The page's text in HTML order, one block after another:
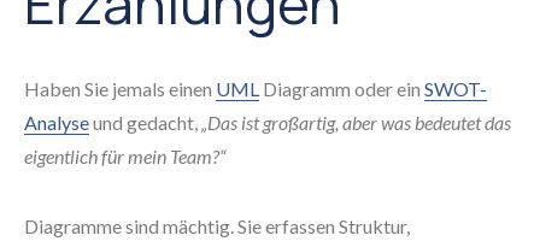
Haben Sie jemals einen UML Diagramm oder ein SWOT-
Analyseund gedacht,„Das ist großartig, aber was bedeutet das
eigentlich für mein Team?“
Diagramme sind mächtig. Sie erfassen Struktur,